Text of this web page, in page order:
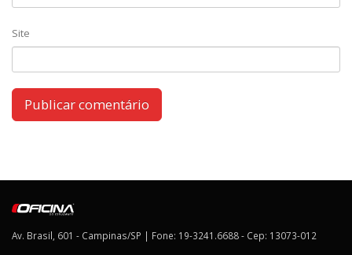
Site
Av. Brasil, 601 - Campinas/SP | Fone: 19-3241.6688 - Cep: 13073-012